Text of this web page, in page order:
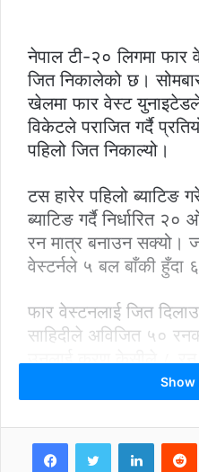
नेपाल टी-२० लिगमा फार
जित निकालेको छ।
खेलमा फार वेस्ट
विकेटले पराजित गर्दै
पहिलो जित निकाल्यो।
टस हारेर पहिलो ब्याटिङ
ब्याटिङ गर्दै निर्धारित
रन मात्र बनाउन सक्यो।
वेस्टर्नले ५ बल बाँकी हुँदा ६
फार वेस्टनलाई जित
साहिदीले अविजित ५०
उनलाई करण केसीले ८ रन
त्यसअघि पहिलो ब्याटिङ
२० ओभरमा ९ विकेट
उसका लागि एलेक्स
Show
LinkedIn